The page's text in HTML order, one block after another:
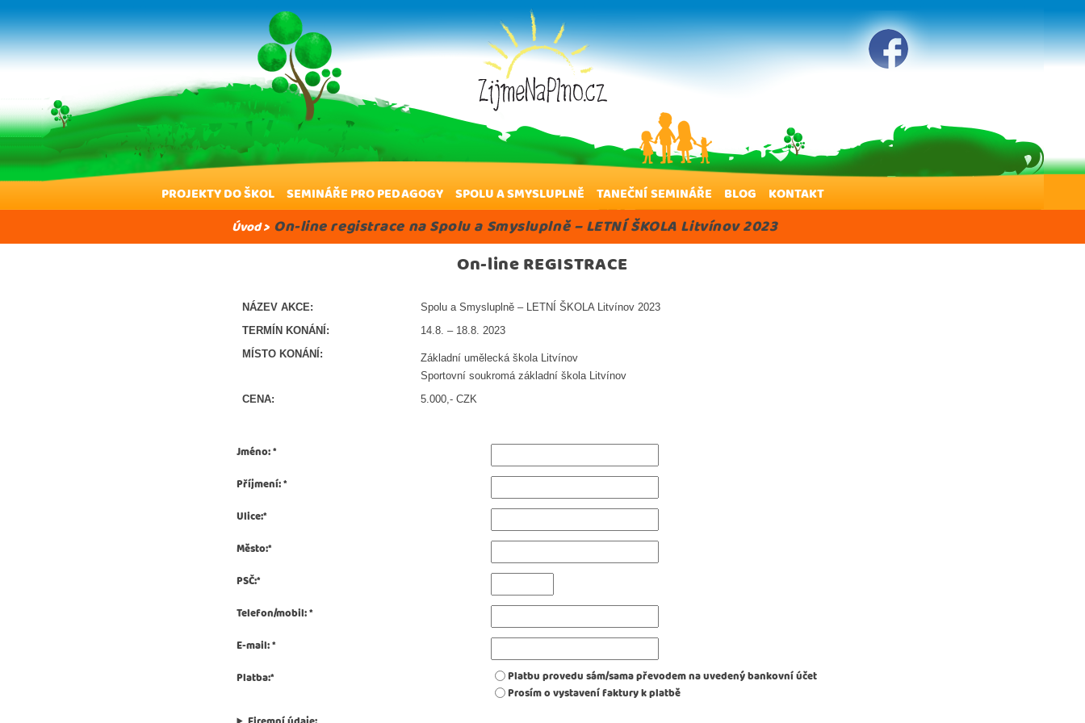
PROJEKTY DO ŠKOL SEMINÁŘE PRO PEDAGOGY SPOLU A SMYSLUPLNĚ TANEČNÍ SEMINÁŘE BLOG KONTAKT
Úvod> On-line registrace na Spolu a Smysluplně – LETNÍ ŠKOLA Litvínov 2023
On-line REGISTRACE
NÁZEV AKCE:
Spolu a Smysluplně – LETNÍ ŠKOLA Litvínov 2023
TERMÍN KONÁNÍ:
14.8. – 18.8. 2023
MÍSTO KONÁNÍ:
Základní umělecká škola Litvínov
Sportovní soukromá základní škola Litvínov
CENA:
5.000,- CZK
Jméno:*
Příjmení:*
Ulice:*
Město:*
PSČ:*
Telefon/mobil:*
E-mail:*
Platba:*
Platbu provedu sám/sama převodem na uvedený bankovní účet
Prosím o vystavení faktury k platbě